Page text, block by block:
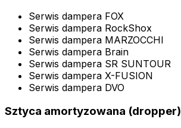
Serwis dampera FOX
Serwis dampera RockShox
Serwis dampera MARZOCCHI
Serwis dampera Brain
Serwis dampera SR SUNTOUR
Serwis dampera X-FUSION
Serwis dampera DVO
Sztyca amortyzowana (dropper)